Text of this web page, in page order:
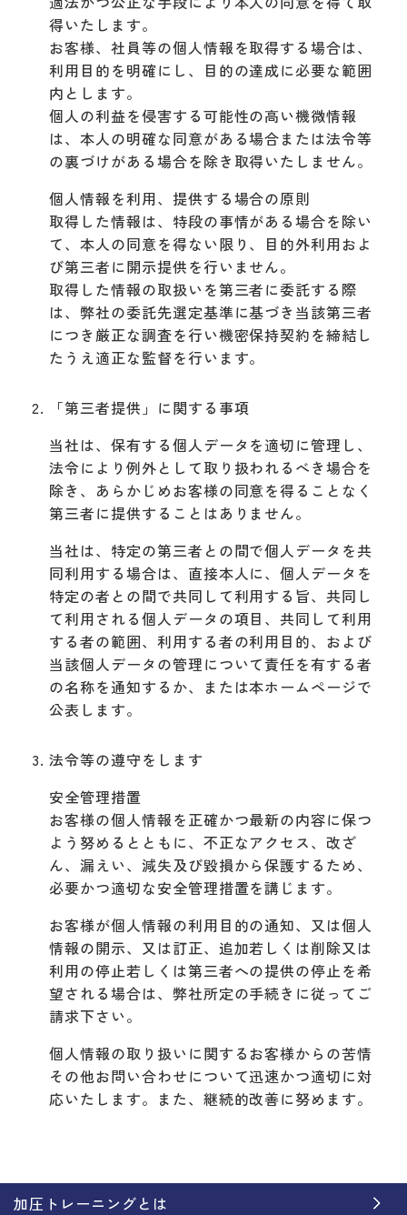
得いたします。
お客様、社員等の個人情報を取得する場合は、
利用目的を明確にし、目的の達成に必要な範囲
内とします。
個人の利益を侵害する可能性の高い機微情報
は、本人の明確な同意がある場合または法令等
の裏づけがある場合を除き取得いたしません。
個人情報を利用、提供する場合の原則
取得した情報は、特段の事情がある場合を除い
て、本人の同意を得ない限り、目的外利用およ
び第三者に開示提供を行いません。
取得した情報の取扱いを第三者に委託する際
は、弊社の委託先選定基準に基づき当該第三者
につき厳正な調査を行い機密保持契約を締結し
たうえ適正な監督を行います。
「第三者提供」に関する事項
当社は、保有する個人データを適切に管理し、
法令により例外として取り扱われるべき場合を
除き、あらかじめお客様の同意を得ることなく
第三者に提供することはありません。
当社は、特定の第三者との間で個人データを共
同利用する場合は、直接本人に、個人データを
特定の者との間で共同して利用する旨、共同し
て利用される個人データの項目、共同して利用
する者の範囲、利用する者の利用目的、および
当該個人データの管理について責任を有する者
の名称を通知するか、または本ホームページで
公表します。
法令等の遵守をします
安全管理措置
お客様の個人情報を正確かつ最新の内容に保つ
よう努めるとともに、不正なアクセス、改ざ
ん、漏えい、減失及び毀損から保護するため、
必要かつ適切な安全管理措置を講じます。
お客様が個人情報の利用目的の通知、又は個人
情報の開示、又は訂正、追加若しくは削除又は
利用の停止若しくは第三者への提供の停止を希
望される場合は、弊社所定の手続きに従ってご
請求下さい。
個人情報の取り扱いに関するお客様からの苦情
その他お問い合わせについて迅速かつ適切に対
応いたします。また、継続的改善に努めます。
加圧トレーニングとは